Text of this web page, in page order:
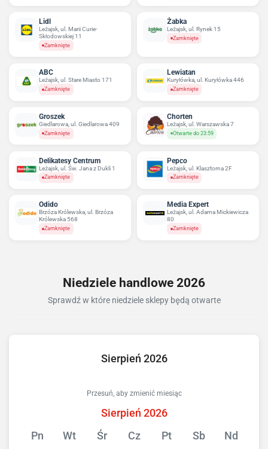
Lidl
Leżajsk, ul. Marii Curie-
Skłodowskiej 11
Zamknięte
Żabka
Leżajsk, ul. Rynek 15
Zamknięte
ABC
Leżajsk, ul. Stare Miasto 171
Zamknięte
Lewiatan
Kuryłówka, ul. Kuryłówka 446
Zamknięte
Groszek
Giedlarowa, ul. Giedlarowa 409
Zamknięte
Chorten
Leżajsk, ul. Warszawska 7
Otwarte do 23:59
Delikatesy Centrum
Leżajsk, ul. Św. Jana z Dukli 1
Zamknięte
Pepco
Leżajsk, ul. Klasztorna 2F
Zamknięte
Odido
Brzóza Królewska, ul. Brzóza
Królewska 568
Zamknięte
Media Expert
Leżajsk, ul. Adama Mickiewicza
80
Zamknięte
Niedziele handlowe 2026
Sprawdź w które niedziele sklepy będą otwarte
Sierpień 2026
Przesuń, aby zmienić miesiąc
Sierpień 2026
Pn
Wt Śr Cz Pt Sb
Nd